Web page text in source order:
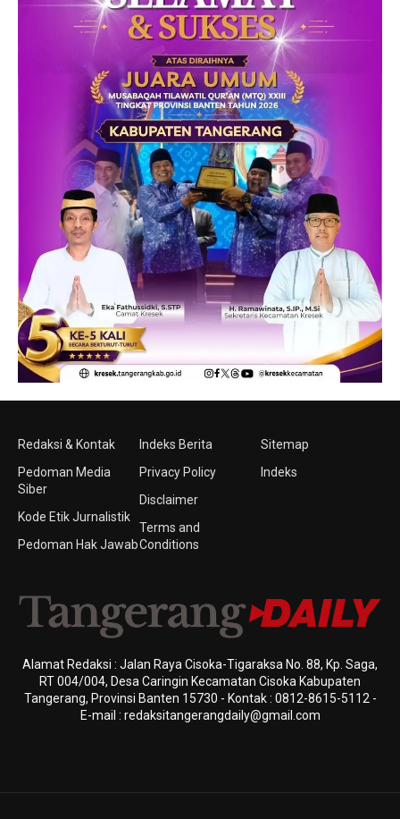
Redaksi & Kontak
Pedoman Media
Siber
Kode Etik Jurnalistik
Pedoman Hak Jawab
Indeks Berita
Privacy Policy
Disclaimer
Terms and
Conditions
Sitemap
Indeks
Alamat Redaksi : Jalan Raya Cisoka-Tigaraksa No. 88, Kp. Saga,
RT 004/004, Desa Caringin Kecamatan Cisoka Kabupaten
Tangerang, Provinsi Banten 15730 - Kontak : 0812-8615-5112 -
E-mail : redaksitangerangdaily@gmail.com